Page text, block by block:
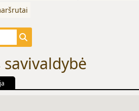
savivaldybė